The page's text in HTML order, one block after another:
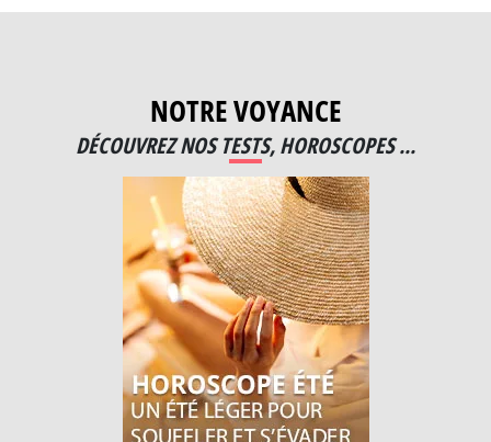
NOTRE VOYANCE
DÉCOUVREZ NOS TESTS, HOROSCOPES ...